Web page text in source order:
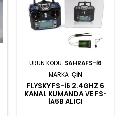
ÜRÜN KODU: SAHRAFS-I6
MARKA: ÇIN
FLYSKY FS-I6 2.4GHZ 6
KANAL KUMANDA VE FS-
IA6B ALICI